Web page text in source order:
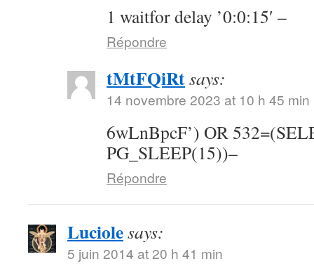
1 waitfor delay ’0:0:15′ –
Répondre
tMtFQiRtsays:
14 novembre 2023 at 10 h 45 min
6wLnBpcF’) OR
PG_SLEEP(15))–
Répondre
Luciolesays:
5 juin 2014 at 20 h 41 min